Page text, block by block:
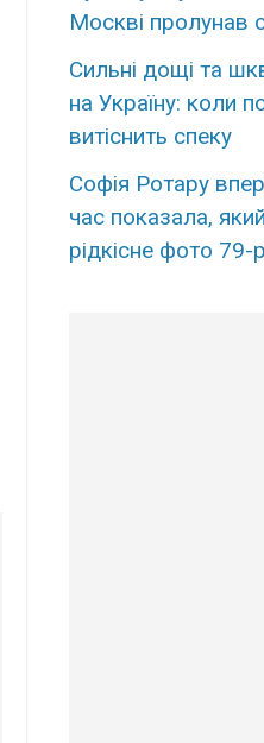
Москві пролунав
Сильні дощі та
на Україну: коли
витіснить спеку
Софія Ротару
час показала,
рідкісне фото 79-